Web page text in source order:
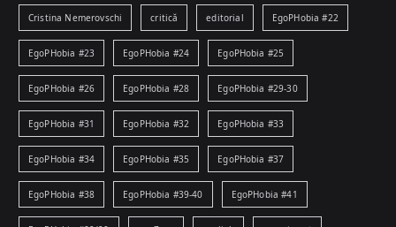
Cristina Nemerovschi critică editorial EgoPHobia #22
EgoPHobia #23 EgoPHobia #24 EgoPHobia #25
EgoPHobia #26 EgoPHobia #28 EgoPHobia #29-30
EgoPHobia #31 EgoPHobia #32 EgoPHobia #33
EgoPHobia #34 EgoPHobia #35 EgoPHobia #37
EgoPHobia #38 EgoPHobia #39-40 EgoPHobia #41